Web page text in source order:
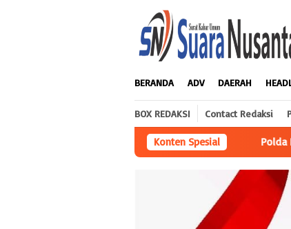
BERANDA ADV DAERAH
BOX REDAKSI Contact Redaksi
Konten Spesial
Polda Babel Resmi Tetapkan 4 Tersangka